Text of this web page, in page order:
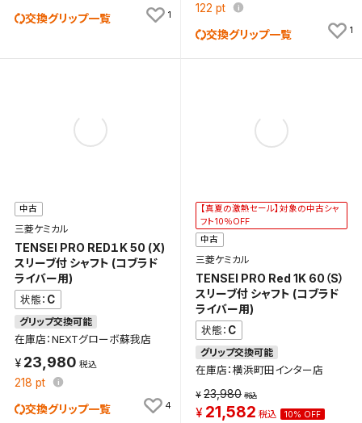
交換グリップ一覧 1 122 pt
交換グリップ一覧 1
中古
三菱ケミカル
TENSEI PRO RED１K 50 (X)
スリーブ付 シャフト (コブラド
ライバー用)
状態： C
グリップ交換可能
在庫店：NEXTグローボ蘇我店
23,980
218 pt
交換グリップ一覧 4
【真夏の激熱セール】対象の中古シャ
フト10％OFF
中古
三菱ケミカル
TENSEI PRO Red 1K 60（S）
スリーブ付 シャフト (コブラド
ライバー用)
状態： C
グリップ交換可能
在庫店：横浜町田インター店
23,980
21,582 10% OFF